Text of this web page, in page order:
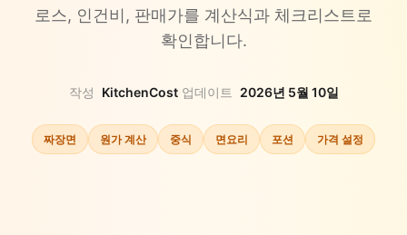
로스, 인건비, 판매가를 계산식과 체크리스트로
확인합니다.
작성 KitchenCost· 업데이트 2026년 5월 10일
짜장면 원가 계산 중식 면요리 포션 가격 설정